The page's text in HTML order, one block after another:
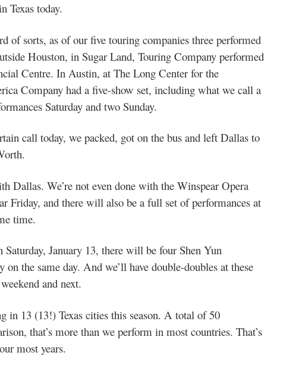
Texas today.
of sorts, as of our five touring companies three performed
Houston, in Sugar Land, Touring Company performed
Centre. In Austin, at The Long Center for the
Company had a five-show set, including what we call a
Saturday and two Sunday.
call today, we packed, got on the bus and left Dallas to
Dallas. We’re not even done with the Winspear Opera
Friday, and there will also be a full set of performances at
time.
Saturday, January 13, there will be four Shen Yun
on the same day. And we’ll have double-doubles at these
and next.
in 13 (13!) Texas cities this season. A total of 50
that’s more than we perform in most countries. That’s
most years.